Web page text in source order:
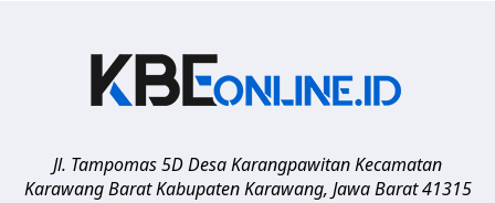
Jl. Tampomas 5D Desa Karangpawitan Kecamatan
Karawang Barat Kabupaten Karawang, Jawa Barat 41315